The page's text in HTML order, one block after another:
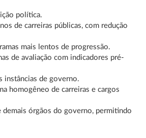
política.
de carreiras públicas, com redução
mais lentos de progressão.
de avaliação com indicadores pré-
instâncias de governo.
homogêneo de carreiras e cargos
demais órgãos do governo, permitindo